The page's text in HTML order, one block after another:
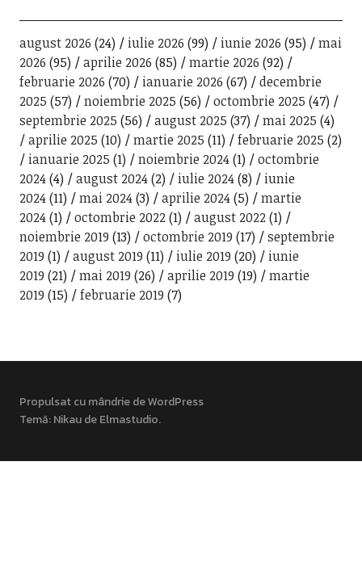
august 2026 (24) iulie 2026 (99) iunie 2026 (95)
mai
2026 (95) aprilie 2026 (85) martie 2026 (92)
februarie 2026 (70) ianuarie 2026 (67)
decembrie
2025 (57) noiembrie 2025 (56) octombrie 2025 (47)
septembrie 2025 (56) august 2025 (37) mai 2025 (4)
aprilie 2025 (10) martie 2025 (11) februarie 2025 (2)
ianuarie 2025 (1) noiembrie 2024(1)
octombrie
2024(4) august 2024(2) iulie 2024(8)
iunie
2024(11) mai 2024(3) aprilie 2024(5)
martie
2024(1) octombrie 2022(1) august 2022(1)
noiembrie 2019 (13) octombrie 2019 (17)
septembrie
2019 (1) august 2019 (11) iulie 2019 (20)
iunie
2019 (21) mai 2019 (26) aprilie 2019 (19)
martie
2019 (15) februarie 2019 (7)
Propulsat cu mândrie de WordPress
Temă: Nikau deElmastudio.